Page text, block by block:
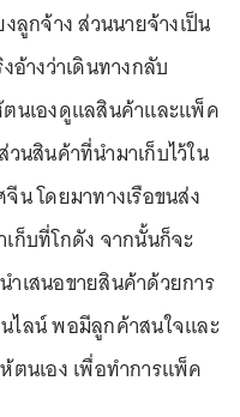
ลูกจ้าง ส่วนนายจ้างเป็น
อ้างว่าเดินทางกลับ
นเองดูแลสินค้าและแพ็ค
นสินค้าที่นำมาเก็บไว้ใน
น โดยมาทางเรือขนส่ง
ก็บที่โกดัง จากนั้นก็จะ
เสนอขายสินค้าด้วยการ
ไลน์ พอมีลูกค้าสนใจและ
ตนเอง เพื่อทำการแพ็ค